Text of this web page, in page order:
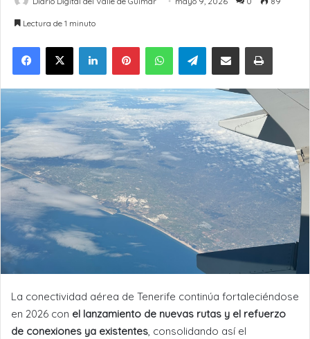
Lectura de 1 minuto
LinkedInPinterestWhatsAppTelegramCompartir por Email Imprimir
La conectividad aérea de Tenerife continúa fortaleciéndose
en 2026 con el lanzamiento de nuevas rutas y el refuerzo
de conexiones ya existentes, consolidando así el